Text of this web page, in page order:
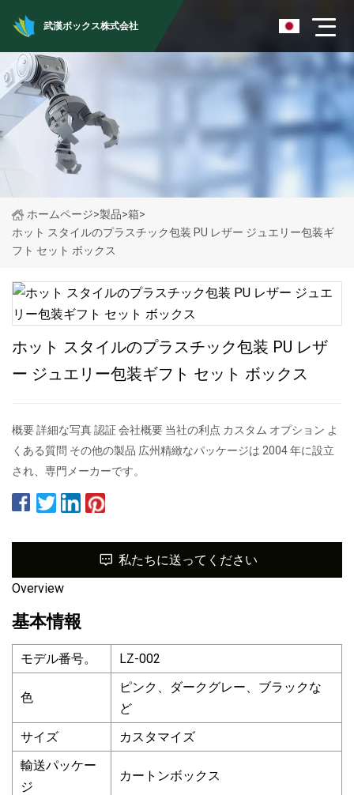
武漢ボックス株式会社
ホームページ>製品>箱>
ホット スタイルのプラスチック包装 PU レザー ジュエリー包装ギ
フト セット ボックス
ホット スタイルのプラスチック包装 PU レザ
ー ジュエリー包装ギフト セット ボックス
概要 詳細な写真 認証 会社概要 当社の利点 カスタム オプション よ
くある質問 その他の製品 広州精緻なパッケージは 2004 年に設立
され、専門メーカーです。
私たちに送ってください
Overview
基本情報
モデル番号。 LZ-002
色
ピンク、ダークグレー、ブラックな
ど
サイズ
カスタマイズ
輸送パッケー
ジ
カートンボックス